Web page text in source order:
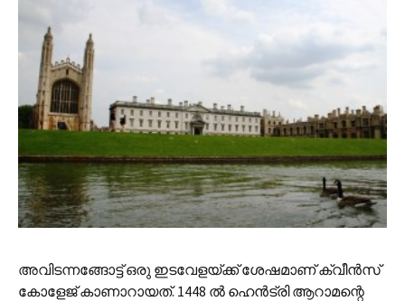
അവിടന്നങ്ങോട്ട് ഒരു ഇടവേളയ്ക്ക് ശേഷമാണ് ക്വീന്‍സ്
കോളേജ് കാണാറായത്. 1448 ല്‍ ഹെന്‍‌ട്രി ആറാമന്റെ